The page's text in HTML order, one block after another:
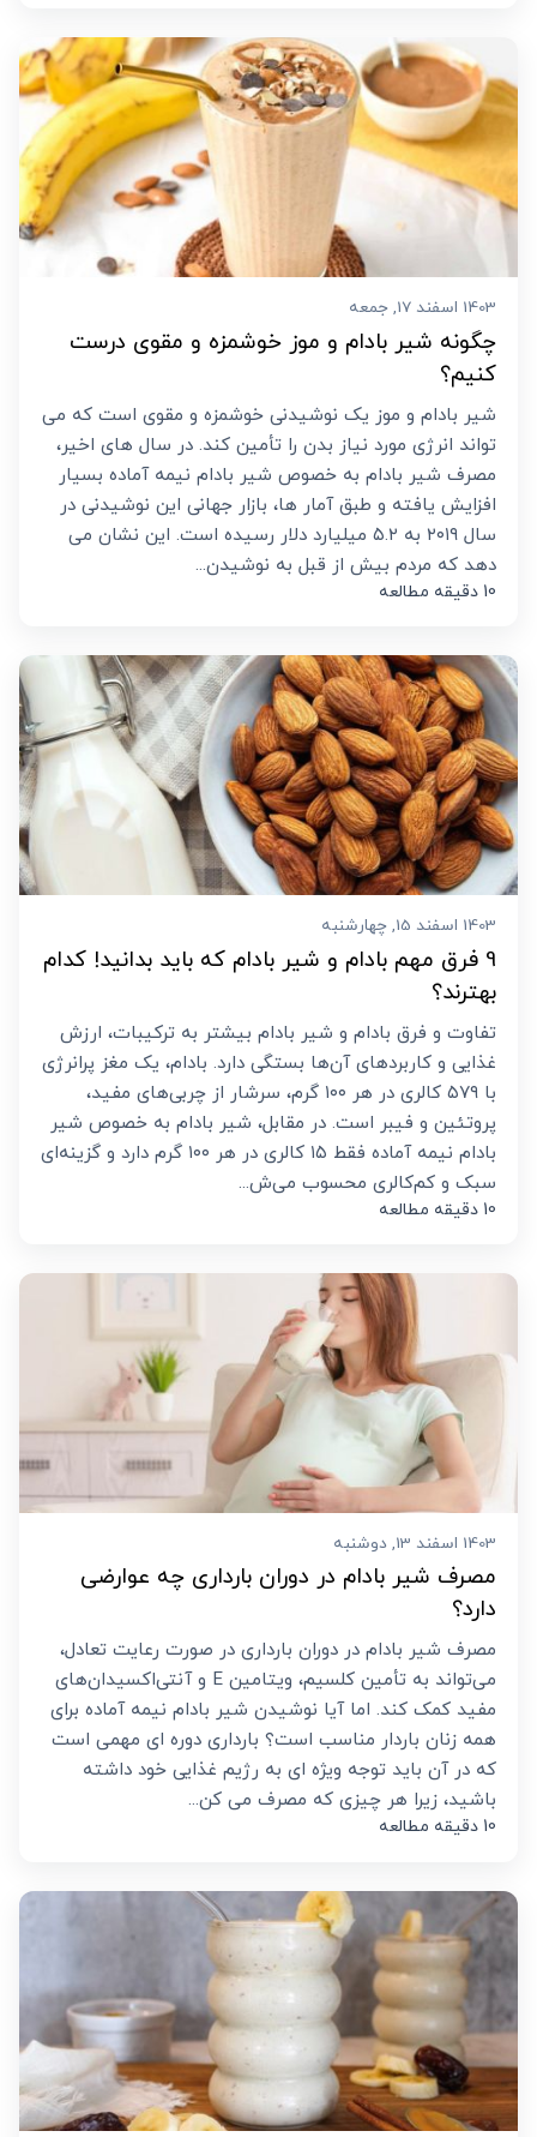
1403 اسفند 17, جمعه
چگونه شیر بادام و موز خوشمزه و مقوی درست
کنیم؟
شیر بادام و موز یک نوشیدنی خوشمزه و مقوی است که می
‌تواند انرژی مورد نیاز بدن را تأمین کند. در سال‌ های اخیر،
مصرف شیر بادام به خصوص شیر بادام نیمه آماده بسیار
افزایش یافته و طبق آمار ها، بازار جهانی این نوشیدنی در
سال ۲۰۱۹ به ۵.۲ میلیارد دلار رسیده است. این نشان می
‌دهد که مردم بیش از قبل به نوشیدن...
10 دقیقه مطالعه
1403 اسفند 15, چهارشنبه
9 فرق مهم بادام و شیر بادام که باید بدانید! کدام
بهترند؟
تفاوت و فرق بادام و شیر بادام بیشتر به ترکیبات، ارزش
غذایی و کاربردهای آن‌ها بستگی دارد. بادام، یک مغز پرانرژی
با ۵۷۹ کالری در هر ۱۰۰ گرم، سرشار از چربی‌های مفید،
پروتئین و فیبر است. در مقابل، شیر بادام به خصوص شیر
بادام نیمه آماده فقط ۱۵ کالری در هر ۱۰۰ گرم دارد و گزینه‌ای
سبک و کم‌کالری محسوب می‌ش...
10 دقیقه مطالعه
1403 اسفند 13, دوشنبه
مصرف شیر بادام در دوران بارداری چه عوارضی
دارد؟
مصرف شیر بادام در دوران بارداری در صورت رعایت تعادل،
می‌تواند به تأمین کلسیم، ویتامین E و آنتی‌اکسیدان‌های
مفید کمک کند. اما آیا نوشیدن شیر بادام نیمه آماده برای
همه زنان باردار مناسب است؟ بارداری دوره‌ ای مهمی است
که در آن باید توجه ویژه ای به رژیم غذایی خود داشته
باشید، زیرا هر چیزی که مصرف می ‌کن...
10 دقیقه مطالعه